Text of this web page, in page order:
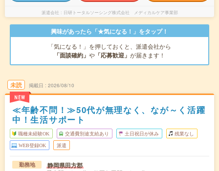
派遣会社 日研トータルソーシング株式会社 メディカルケア事業部
興味があったら「★気になる！」をタップ！
「気になる！」を押しておくと、派遣会社から
「面談確約」 や 「応募歓迎」 が届きます！
未読
NEW
掲載日 2026/08/10
≪年齢不問！≫50代が無理なく、なが～く活躍
中！生活サポート
職種未経験OK 交通費別途支給あり 土日祝日が休み 残業なし
WEB登録OK 派遣
勤務地 静岡県田方郡